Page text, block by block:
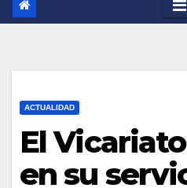
ACTUALIDAD
El
en su